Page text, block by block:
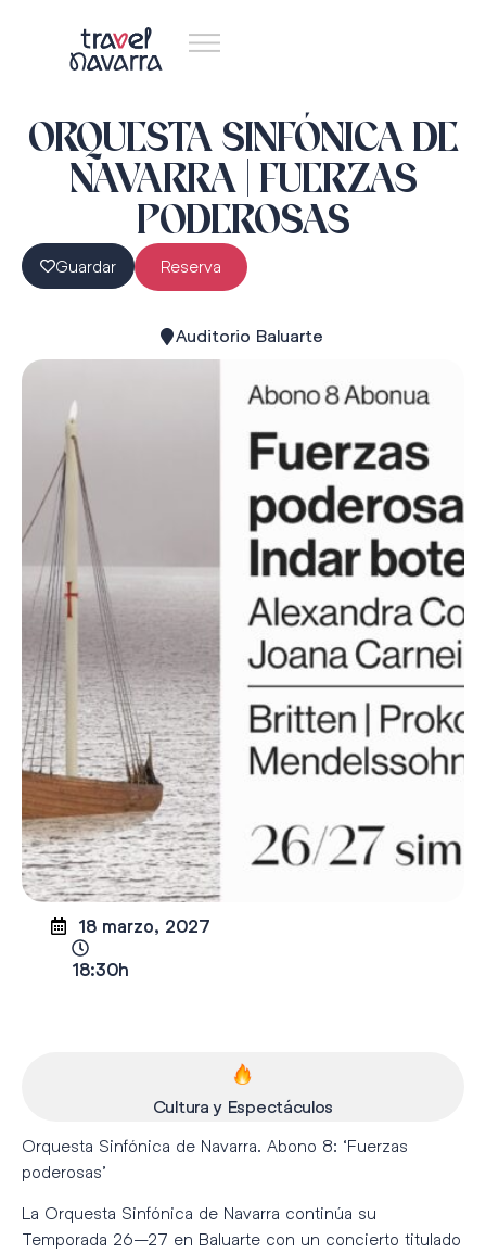
ORQUESTA SINFÓNICA DE
NAVARRA | FUERZAS
PODEROSAS
Guardar Reserva
Auditorio Baluarte
18 marzo, 2027
18:30h
Cultura y Espectáculos
Orquesta Sinfónica de Navarra. Abono 8: ‘Fuerzas
poderosas’
La Orquesta Sinfónica de Navarra continúa su
Temporada 26–27 en Baluarte con un concierto titulado